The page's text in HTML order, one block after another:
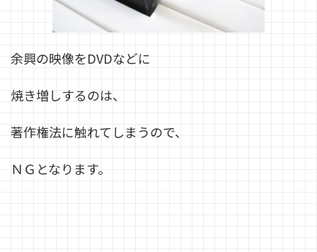
余興の映像をDVDなどに
焼き増しするのは、
著作権法に触れてしまうので、
ＮＧとなります。